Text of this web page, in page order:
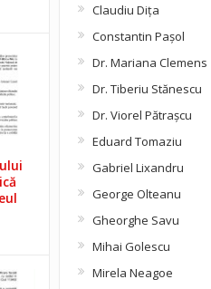
Claudiu Diţa
Constantin Pașol
Dr. Mariana Clemens
Dr. Tiberiu Stănescu
Dr. Viorel Pătraşcu
Eduard Tomaziu
Gabriel Lixandru
George Olteanu
Gheorghe Savu
Mihai Golescu
Mirela Neagoe